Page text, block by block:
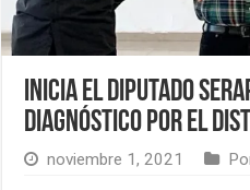
Inicia el diputado
diagnóstico por el
noviembre 1, 2021